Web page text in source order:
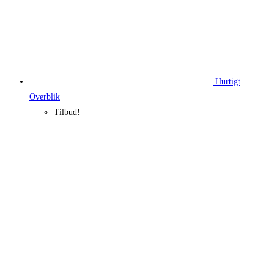
Hurtigt
Overblik
Tilbud!